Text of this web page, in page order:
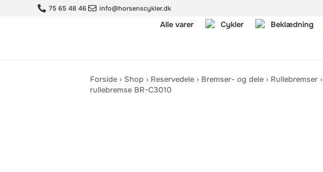
75 65 48 46 info@horsenscykler.dk
Alle varer Cykler Beklædning
Forside› Shop› Reservedele› Bremser- og dele› Rullebremser›
rullebremse BR-C3010